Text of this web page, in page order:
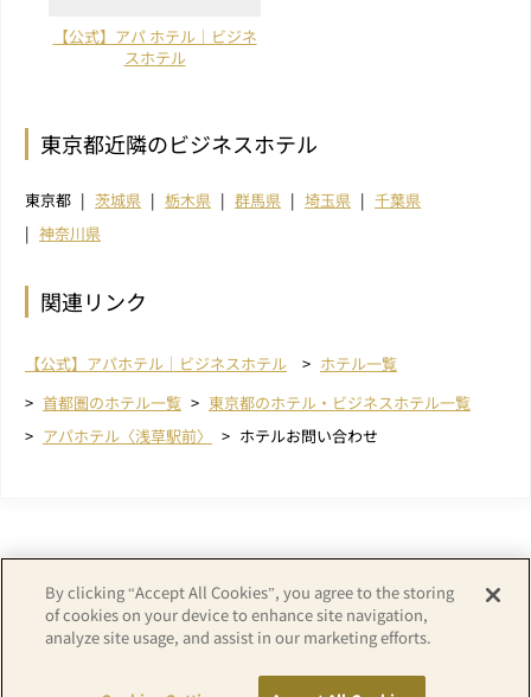
【公式】アパ ホテル｜ビジネ
スホテル
東京都近隣のビジネスホテル
東京都 茨城県 栃木県 群馬県 埼玉県
千葉県
神奈川県
関連リンク
【公式】アパホテル｜ビジネスホテル
ホテル一覧
首都圏のホテル一覧
東京都のホテル・ビジネスホテル一覧
アパホテル〈浅草駅前〉
ホテルお問い合わせ
Copyright© APA GROUP, ALL RIGHTS RESERVED.
By clicking “Accept All Cookies”, you agree to the storing
of cookies on your device to enhance site navigation,
analyze site usage, and assist in our marketing efforts.